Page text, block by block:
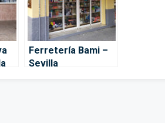
Ferretería Bami –
Sevilla